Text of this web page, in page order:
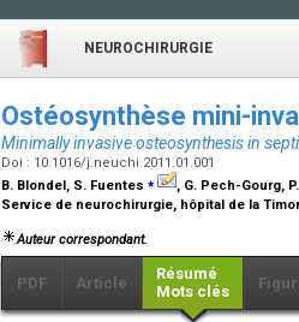
NEUROCHIRURGIE
Ostéosynthèse mini-
Minimally invasive osteosynthesis in
Doi : 10.1016/j.neuchi.2011.01.001
B. Blondel, S. Fuentes ⁎
, G. Pech-Gourg,
Service de neurochirurgie, hôpital de la
Auteur correspondant.
PDF Article
Résumé
Mots clés